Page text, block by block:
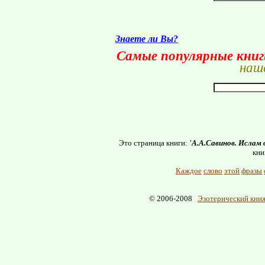
Знаете ли Вы?
Самые популярные
Это страница книги: 'А.А.Савинов. Ислам
Каждое слово этой фразы
© 2006-2008 Эзотерический